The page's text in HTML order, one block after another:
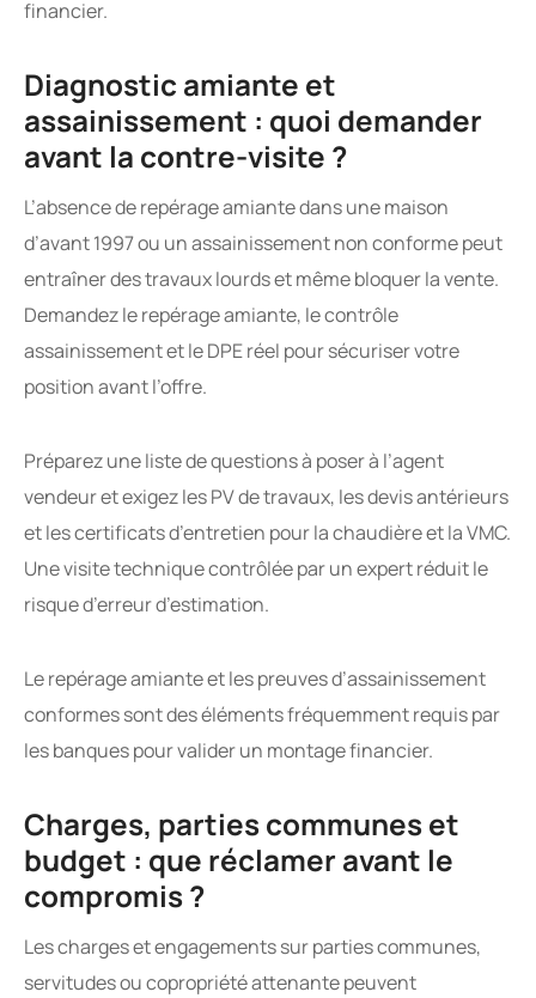
financier.
Diagnostic amiante et
assainissement : quoi demander
avant la contre-visite ?
L’absence de repérage amiante dans une maison
d’avant 1997 ou un assainissement non conforme peut
entraîner des travaux lourds et même bloquer la vente.
Demandez le repérage amiante, le contrôle
assainissement et le DPE réel pour sécuriser votre
position avant l’offre.
Préparez une liste de questions à poser à l’agent
vendeur et exigez les PV de travaux, les devis antérieurs
et les certificats d’entretien pour la chaudière et la VMC.
Une visite technique contrôlée par un expert réduit le
risque d’erreur d’estimation.
Le repérage amiante et les preuves d’assainissement
conformes sont des éléments fréquemment requis par
les banques pour valider un montage financier.
Charges, parties communes et
budget : que réclamer avant le
compromis ?
Les charges et engagements sur parties communes,
servitudes ou copropriété attenante peuvent